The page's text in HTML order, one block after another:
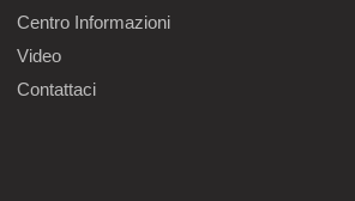
Centro Informazioni
Video
Contattaci